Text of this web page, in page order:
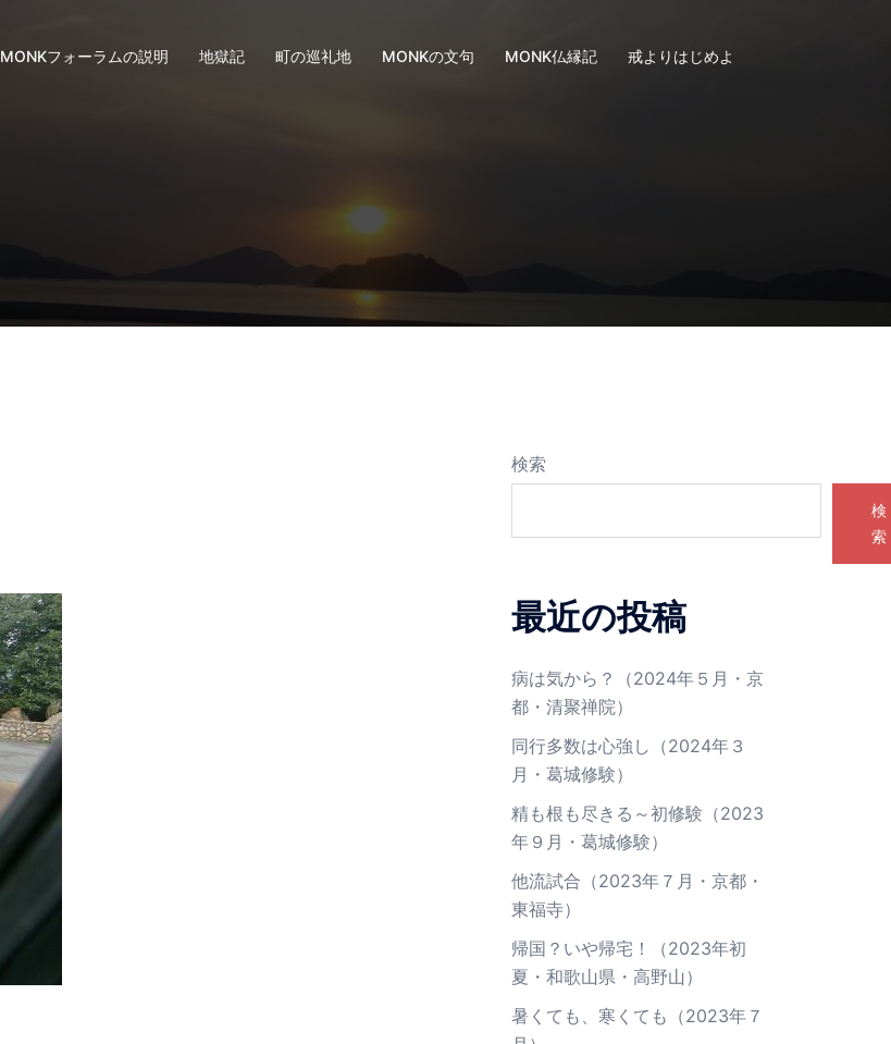
MONKフォーラムの説明 地獄記 町の巡礼地 MONKの文句 MONK仏縁記 戒よりはじめよ
検索
検
索
最近の投稿
病は気から？（2024年５月・京
都・清聚禅院）
同行多数は心強し（2024年３
月・葛城修験）
精も根も尽きる～初修験（2023
年９月・葛城修験）
他流試合（2023年７月・京都・
東福寺）
帰国？いや帰宅！（2023年初
夏・和歌山県・高野山）
暑くても、寒くても（2023年７